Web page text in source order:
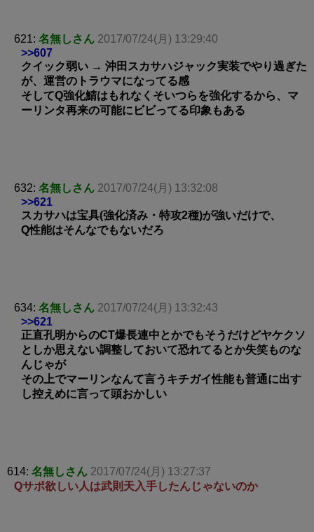
621: 名無しさん 2017/07/24(月) 13:29:40
>>607
クイック弱い → 沖田スカサハジャック実装でやり過ぎた
が、運営のトラウマになってる感
そしてQ強化鯖はもれなくそいつらを強化するから、マ
ーリンタ再来の可能にビビってる印象もある
632: 名無しさん 2017/07/24(月) 13:32:08
>>621
スカサハは宝具(強化済み・特攻2種)が強いだけで、
Q性能はそんなでもないだろ
634: 名無しさん 2017/07/24(月) 13:32:43
>>621
正直孔明からのCT爆長連中とかでもそうだけどヤケクソ
としか思えない調整しておいて恐れてるとか失笑ものな
んじゃが
その上でマーリンなんて言うキチガイ性能も普通に出す
し控えめに言って頭おかしい
614: 名無しさん 2017/07/24(月) 13:27:37
Qサポ欲しい人は武則天入手したんじゃないのか